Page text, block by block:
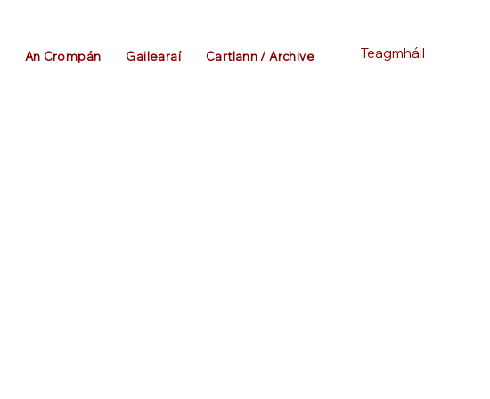
An Crompán Gailearaí Cartlann / Archive Teagmháil